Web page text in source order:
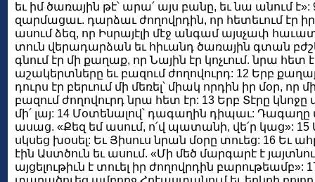
եւ իմ ծառային թէ՝ արա՛ այս բանը, եւ նա անում է»:
զարմացաւ. դարձաւ ժողովրդին, որ հետեւում էր
ասում ձեզ, որ Իսրայէլի մէջ անգամ այսչափ
տուն վերադարձան եւ հիւանդ ծառային գտան
գնում էր մի քաղաք, որ Նային էր կոչւում. նրա հետ
աշակերտները եւ բազում ժողովուրդ: 12 Երբ
դուրս էր բերւում մի մեռել՝ միակ որդին իր մօր, որ
բազում ժողովուրդ նրա հետ էր: 13 Երբ Տէրը
մի՛ լայ: 14 Մօտենալով՝ դագաղին դիպաւ:
ասաց. «Քեզ եմ ասում, ո՛վ պատանի, վե՛ր կաց»: 15
սկսեց խօսել: Եւ Յիսուս նրան մօրը տուեց: 16 Եւ
էին Աստծուն եւ ասում. «Մի մեծ մարգարէ է
այցելութիւն է տուել իր ժողովրդին բարութեամբ»: